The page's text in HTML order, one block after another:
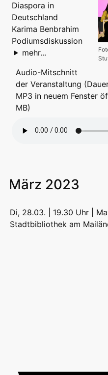
Diaspora in
Deutschland
Karima Benbrahim
Podiumsdiskussion
mehr...
Audio-Mitschnitt
der Veranstaltung
MP3 in neuem Fenster
MB)
März 2023
Di, 28.03. | 19.30 Uhr |
Stadtbibliothek am